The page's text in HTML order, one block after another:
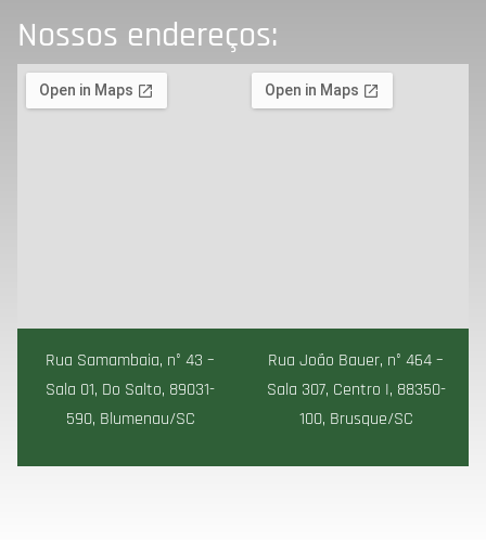
Nossos endereços:
Rua Samambaia, n° 43 –
Sala 01, Do Salto, 89031-
590, Blumenau/SC
Rua João Bauer, n° 464 –
Sala 307, Centro I, 88350-
100, Brusque/SC